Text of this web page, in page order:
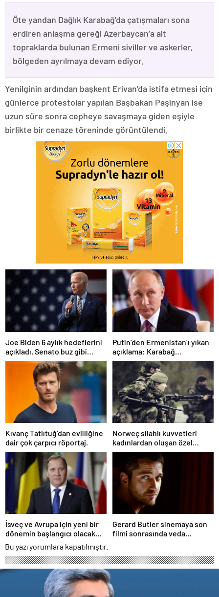
Öte yandan Dağlık Karabağ’da çatışmaları sona
erdiren anlaşma gereği Azerbaycan’a ait
topraklarda bulunan Ermeni siviller ve askerler,
bölgeden ayrılmaya devam ediyor.
Yenilginin ardından başkent Erivan’da istifa etmesi için
günlerce protestolar yapılan Başbakan Paşinyan ise
uzun süre sonra cepheye savaşmaya giden eşiyle
birlikte bir cenaze töreninde görüntülendi.
Joe Biden 6 aylık hedeflerini
açıkladı. Senato buz gibi…
Putin’den Ermenistan’ı yıkan
açıklama: Karabağ
Azerbaycan’ın ayrılmaz bir
parçasıdır!
Kıvanç Tatlıtuğ’dan evliliğine
dair çok çarpıcı röportaj.
Norweç silahlı kuvvetleri
kadınlardan oluşan özel
kuvvetler eğitimlerini
başlattı.
İsveç ve Avrupa için yeni bir
dönemin başlangıcı olacak
kararlar.
Gerard Butler sinemaya son
filmi sonrasında veda
Bu yazı yorumlara kapatılmıştır.